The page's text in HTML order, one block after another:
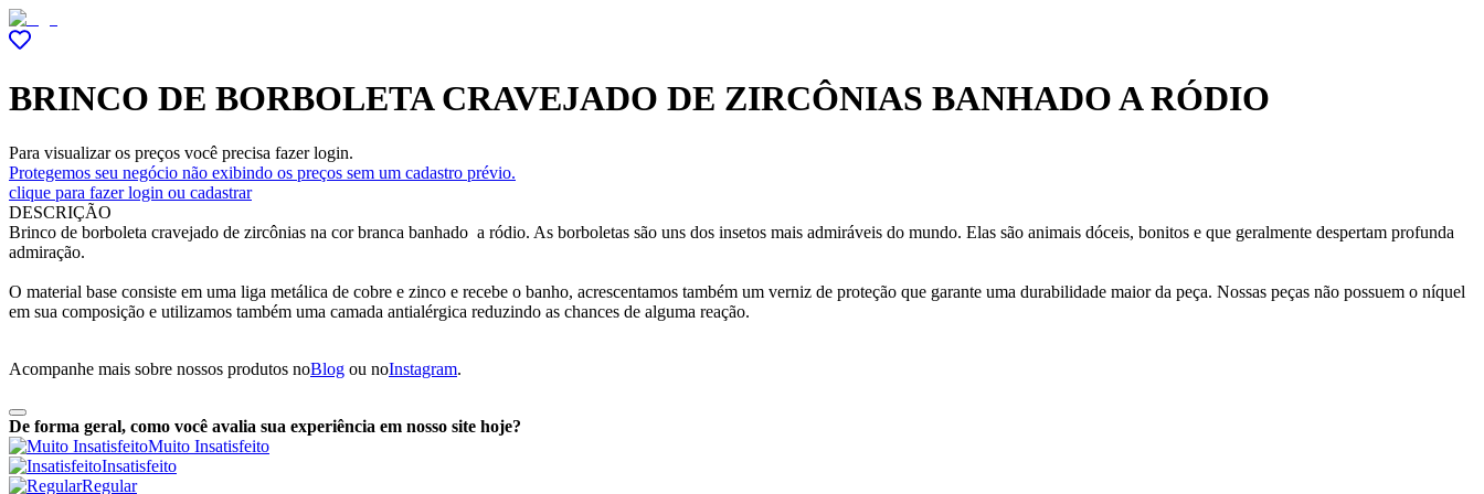
BRINCO DE BORBOLETA CRAVEJADO DE ZIRCÔNIAS BANHADO A RÓDIO
Para visualizar os preços você precisa fazer login.
Protegemos seu negócio não exibindo os preços sem um cadastro prévio.
clique para fazer login ou cadastrar
DESCRIÇÃO
Brinco de borboleta cravejado de zircônias na cor branca banhado a ródio. As borboletas são uns dos insetos mais admiráveis do mundo. Elas são animais dóceis, bonitos e que geralmente despertam profunda
admiração.
O material base consiste em uma liga metálica de cobre e zinco e recebe o banho, acrescentamos também um verniz de proteção que garante uma durabilidade maior da peça. Nossas peças não possuem o níquel
em sua composição e utilizamos também uma camada antialérgica reduzindo as chances de alguma reação.
Acompanhe mais sobre nossos produtos noBlog ou noInstagram.
De forma geral, como você avalia sua experiência em nosso site hoje?
Muito Insatisfeito
Insatisfeito
Regular